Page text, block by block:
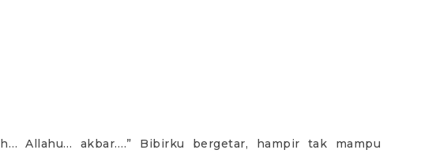
Allahu… akbar….” Bibirku bergetar, hampir tak mampu